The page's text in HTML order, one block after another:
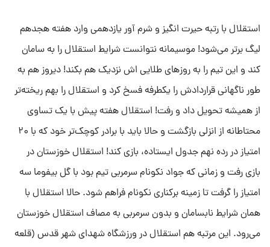
استقلال با رتبه حیرت انگیز و شرم آور یازدهمی وارد هفته هجدهم
لیگ برتر می‌شود! موسیمانه نتوانست شرایط استقلال را به سامان
کند و این تیم را به روز‌های طلایی اش نزدیک هم بکند! دیروز هم به
طور ناگهانی قراردادش را یکطرفه فسخ کرد و استقلال را بهم ریخته‌تر
از همیشه تحویل داد و رفت! استقلال هفته پیش با یک تساوی
محتاطانه از انزلی بازگشت و حالا باید با برادر کوچک‌تر خود که با ۲۰
امتیاز در رده نهم جدول ایستاده، بازی کند! استقلال خوزستان در
بازی رفت و زمانی که جواد نکونام سرمربی تیم بود با گل بیفوما سه
امتیاز را گرفت تا زمینه برکناری نکونام فراهم شود. حالا استقلال با
همان شرایط نابسامان و بدون سرمربی به مصاف استقلال خوزستان
می‌رود. این مرتبه هم استقلال در ورزشگاه شهدای شهر قدس (قلعه